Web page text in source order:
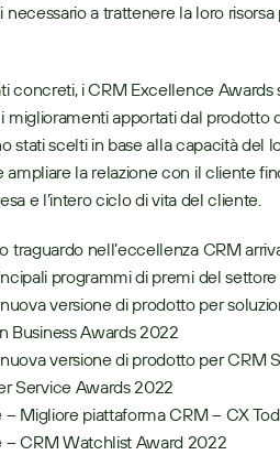
necessario a trattenere la loro
concreti, i CRM Excellence
miglioramenti apportati dal prodotto
stati scelti in base alla capacità del
ampliare la relazione con il cliente
e l’intero ciclo di vita del cliente.
traguardo nell’eccellenza CRM
programmi di premi del
versione di prodotto per
Business Awards 2022
versione di prodotto per CRM
Service Awards 2022
– Migliore piattaforma CRM – CX
– CRM Watchlist Award 2022